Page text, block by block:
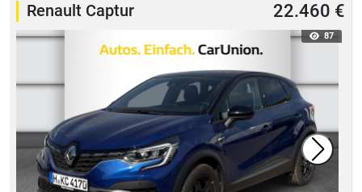
Renault Captur 22.460 €
87